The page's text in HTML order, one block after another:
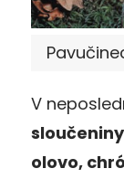
V
olovo,